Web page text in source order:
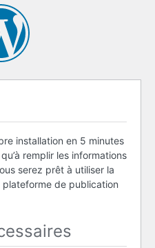
installation en 5 minutes
remplir les informations
serez prêt à utiliser la
de publication